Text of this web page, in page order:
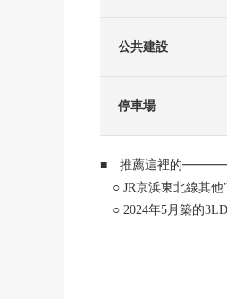
公共建設
停車場
■ 推薦這裡的
○ JR京浜東北線其他
○ 2024年5月築的